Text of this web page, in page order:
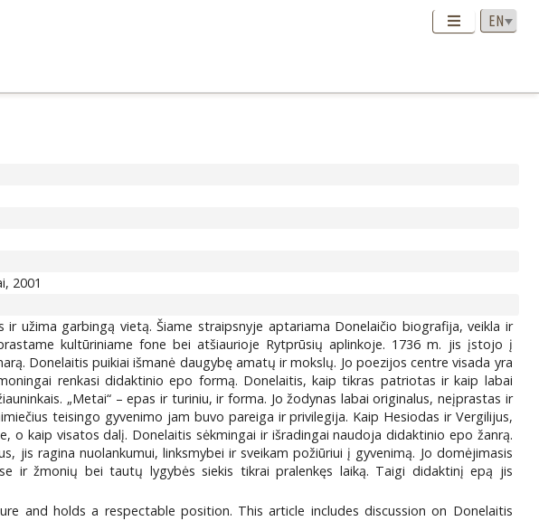
2001
užima garbingą vietą. Šiame straipsnyje aptariama Donelaičio biografija, veikla ir
kultūriniame fone bei atšiaurioje Rytprūsių aplinkoje. 1736 m. jis įstojo į
Donelaitis puikiai išmanė daugybę amatų ir mokslų. Jo poezijos centre visada yra
renkasi didaktinio epo formą. Donelaitis, kaip tikras patriotas ir kaip labai
„Metai“ – epas ir turiniu, ir forma. Jo žodynas labai originalus, neįprastas ir
teisingo gyvenimo jam buvo pareiga ir privilegija. Kaip Hesiodas ir Vergilijus,
kaip visatos dalį. Donelaitis sėkmingai ir išradingai naudoja didaktinio epo žanrą.
jis ragina nuolankumui, linksmybei ir sveikam požiūriui į gyvenimą. Jo domėjimasis
ir žmonių bei tautų lygybės siekis tikrai pralenkęs laiką. Taigi didaktinį epą jis
and holds a respectable position. This article includes discussion on Donelaitis